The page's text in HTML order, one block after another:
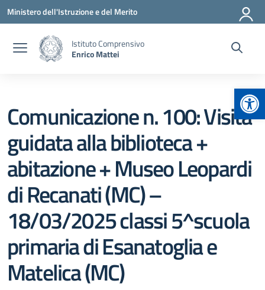
Vai ai contenuti
Vai al menu di navigazione
Vai al footer
Ministero dell'Istruzione e del Merito
Istituto Comprensivo
Enrico Mattei
Comunicazione n. 100: Visita
guidata alla biblioteca +
abitazione + Museo Leopardi
di Recanati (MC) –
18/03/2025 classi 5^scuola
primaria di Esanatoglia e
Matelica (MC)